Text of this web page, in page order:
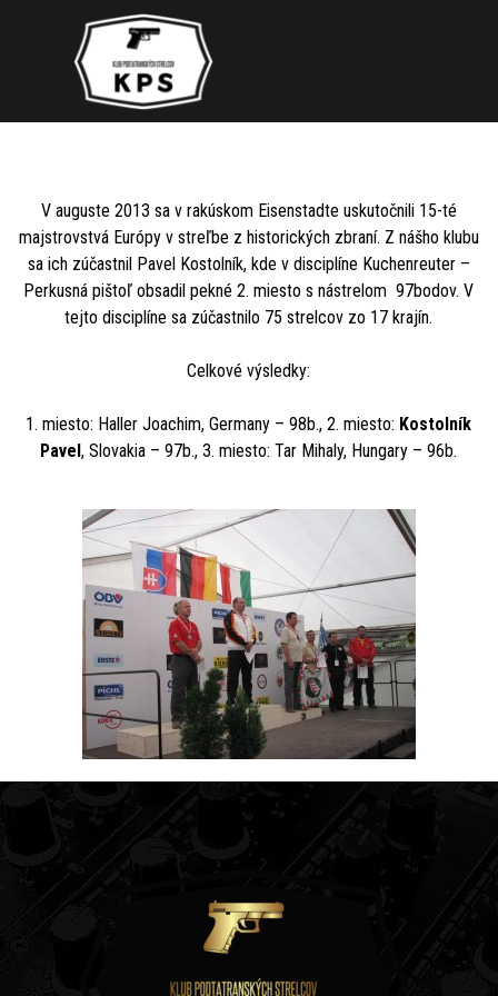
Preskočiť menu
V auguste 2013 sa v rakúskom Eisenstadte uskutočnili 15-té
majstrovstvá Európy v streľbe z historických zbraní. Z nášho klubu
sa ich zúčastnil Pavel Kostolník, kde v disciplíne Kuchenreuter –
Perkusná pištoľ obsadil pekné 2. miesto s nástrelom 97bodov. V
tejto disciplíne sa zúčastnilo 75 strelcov zo 17 krajín.
Celkové výsledky:
1. miesto: Haller Joachim, Germany – 98b., 2. miesto: Kostolník
Pavel, Slovakia – 97b.,3. miesto: Tar Mihaly, Hungary – 96b.
Klub Podtatranských strelcov
Slovenského odboja 179/13